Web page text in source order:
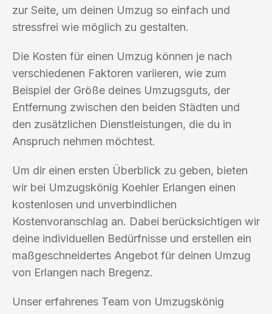
zur Seite, um deinen Umzug so einfach und
stressfrei wie möglich zu gestalten.
Die Kosten für einen Umzug können je nach
verschiedenen Faktoren variieren, wie zum
Beispiel der Größe deines Umzugsguts, der
Entfernung zwischen den beiden Städten und
den zusätzlichen Dienstleistungen, die du in
Anspruch nehmen möchtest.
Um dir einen ersten Überblick zu geben, bieten
wir bei Umzugskönig Koehler Erlangen einen
kostenlosen und unverbindlichen
Kostenvoranschlag an. Dabei berücksichtigen wir
deine individuellen Bedürfnisse und erstellen ein
maßgeschneidertes Angebot für deinen Umzug
von Erlangen nach Bregenz.
Unser erfahrenes Team von Umzugskönig